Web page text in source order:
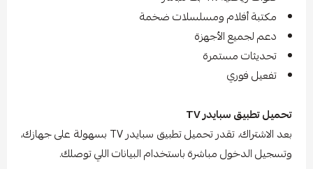
مكتبة أفلام ومسلسلات ضخمة
دعم لجميع الأجهزة
تحديثات مستمرة
تفعيل فوري
تحميل تطبيق سبايدر TV
بعد الاشتراك، تقدر تحميل تطبيق سبايدر TV بسهولة على جهازك،
وتسجيل الدخول مباشرة باستخدام البيانات اللي توصلك.